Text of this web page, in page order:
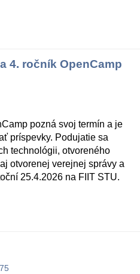
4. ročník OpenCamp
pozná svoj termín a je
príspevky. Podujatie sa
technológii, otvoreného
otvorenej verejnej správy a
25.4.2026 na FIIT STU.